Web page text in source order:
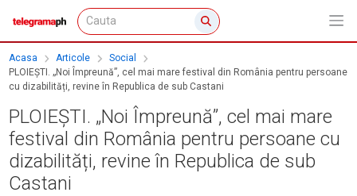
Acasa Articole
Social
PLOIEȘTI. „Noi Împreună”, cel mai mare festival din România pentru persoane
cu dizabilități, revine în Republica de sub Castani
PLOIEȘTI. „Noi Împreună”, cel mai mare
festival din România pentru persoane cu
dizabilități, revine în Republica de sub
Castani